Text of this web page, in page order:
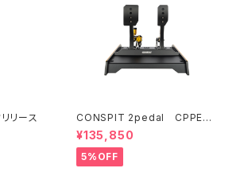
リース
CONSPIT 2pedal CPPEV
O【受注発注】
¥135,850
5%OFF